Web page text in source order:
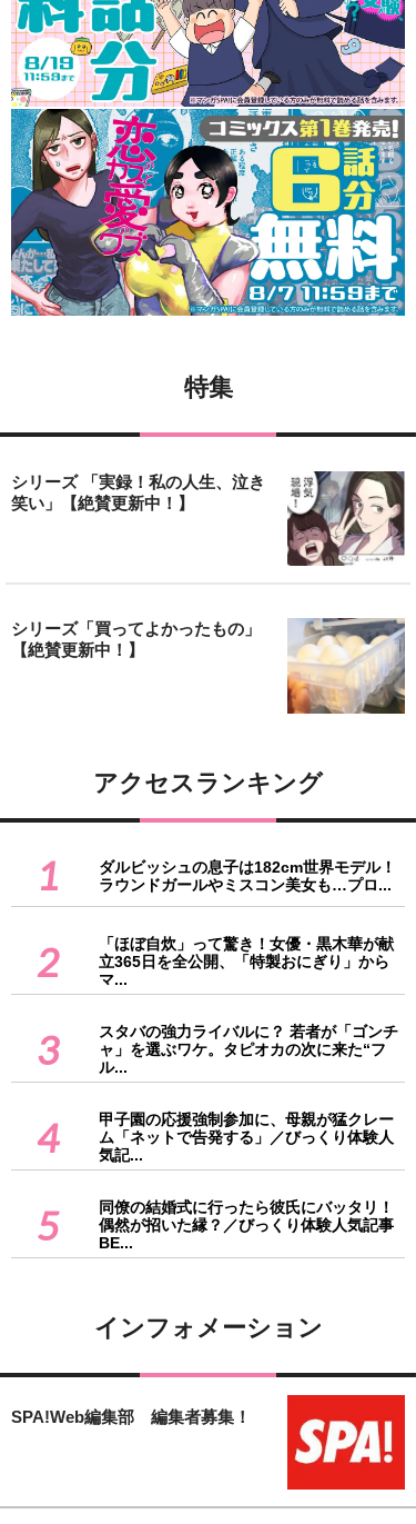
特集
シリーズ 「実録！私の人生、泣き
笑い」【絶賛更新中！】
シリーズ「買ってよかったもの」
【絶賛更新中！】
アクセスランキング
1
ダルビッシュの息子は182cm世界モデル！
ラウンドガールやミスコン美女も…プロ...
2
「ほぼ自炊」って驚き！女優・黒木華が献
立365日を全公開、「特製おにぎり」から
マ...
3
スタバの強力ライバルに？ 若者が「ゴンチ
ャ」を選ぶワケ。タピオカの次に来た“フ
ル...
4
甲子園の応援強制参加に、母親が猛クレー
ム「ネットで告発する」／びっくり体験人
気記...
5
同僚の結婚式に行ったら彼氏にバッタリ！
偶然が招いた縁？／びっくり体験人気記事
BE...
インフォメーション
SPA!Web編集部 編集者募集！